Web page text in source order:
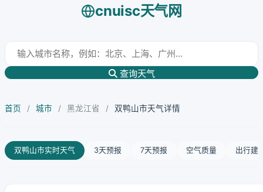
cnuisc天气网
查询天气
首页 / 城市 / 黑龙江省 / 双鸭山市天气详情
双鸭山市实时天气 3天预报 7天预报 空气质量 出行建